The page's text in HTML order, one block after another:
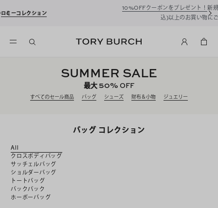
新規アカウント登録*で、20,000円(税
込)以上のお買い物にご利用いただけます。
SUMMER SALE
最大50% OFF
すべてのセール商品 バッグ シューズ 財布＆小物 ジュエリー
バッグ コレクション
All
クロスボディバッグ
サッチェルバッグ
ショルダーバッグ
トートバッグ
バックパック
ホーボーバッグ